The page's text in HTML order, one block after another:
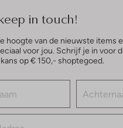
in touch!
hoogte van de nieuwste items
voor jou. Schrijf je in voor
op € 150,- shoptegoed.